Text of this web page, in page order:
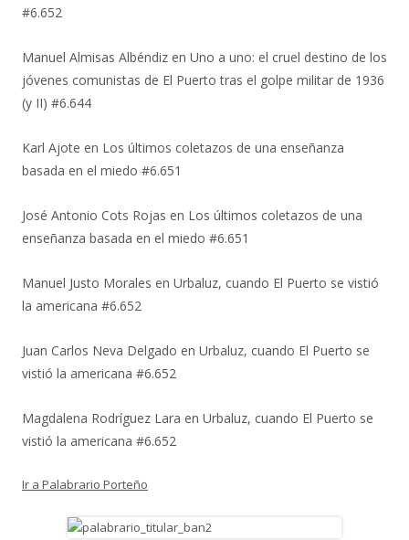
#6.652
Manuel Almisas Albéndiz en Uno a uno: el cruel destino de los
jóvenes comunistas de El Puerto tras el golpe militar de 1936
(y II) #6.644
Karl Ajote en Los últimos coletazos de una enseñanza
basada en el miedo #6.651
José Antonio Cots Rojas en Los últimos coletazos de una
enseñanza basada en el miedo #6.651
Manuel Justo Morales en Urbaluz, cuando El Puerto se vistió
la americana #6.652
Juan Carlos Neva Delgado en Urbaluz, cuando El Puerto se
vistió la americana #6.652
Magdalena Rodríguez Lara en Urbaluz, cuando El Puerto se
vistió la americana #6.652
Ir a Palabrario Porteño